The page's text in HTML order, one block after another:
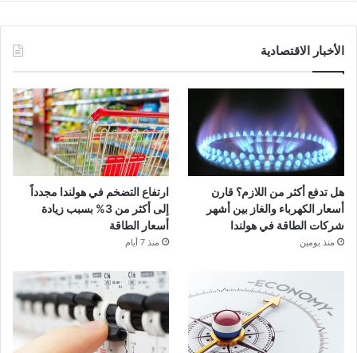
الأخبار الاقتصادية
هل تدفع أكثر من اللازم؟ قارن
أسعار الكهرباء والغاز بين أشهر
شركات الطاقة في هولندا
منذ يومين
ارتفاع التضخم في هولندا مجدداً
إلى أكثر من 3% بسبب زيادة
أسعار الطاقة
منذ 7 أيام